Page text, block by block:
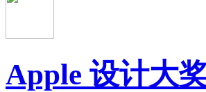
Apple 设计大